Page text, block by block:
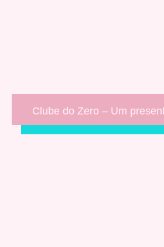
Clube do Zero – Um